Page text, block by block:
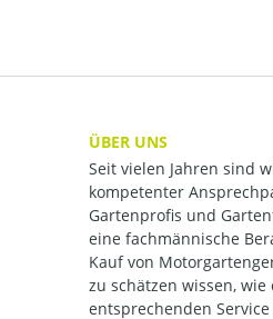
ÜBER UNS
Seit vielen Jahren sind
kompetenter
Gartenprofis und
eine fachmännische
Kauf von
zu schätzen wissen, wie
entsprechenden